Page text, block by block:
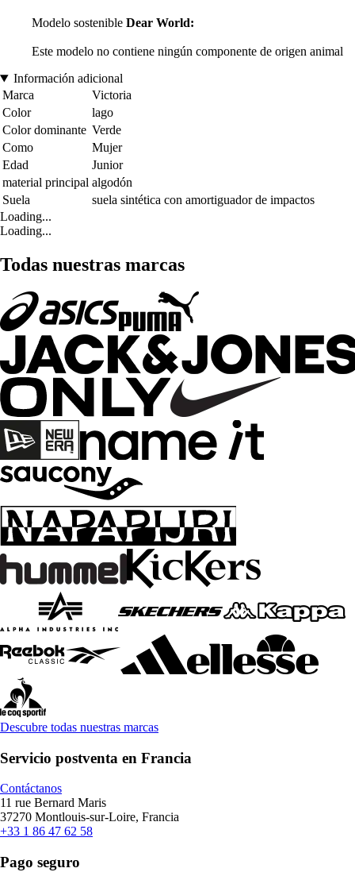
Modelo sostenible Dear World:
Este modelo no contiene ningún componente de origen animal
Información adicional
Marca
Victoria
Color
lago
Color dominante Verde
Como
Mujer
Edad
Junior
material principal algodón
Suela
suela sintética con amortiguador de impactos
Loading...
Loading...
Todas nuestras marcas
Descubre todas nuestras marcas
Servicio postventa en Francia
Contáctanos
11 rue Bernard Maris
37270 Montlouis-sur-Loire, Francia
+33 1 86 47 62 58
Pago seguro